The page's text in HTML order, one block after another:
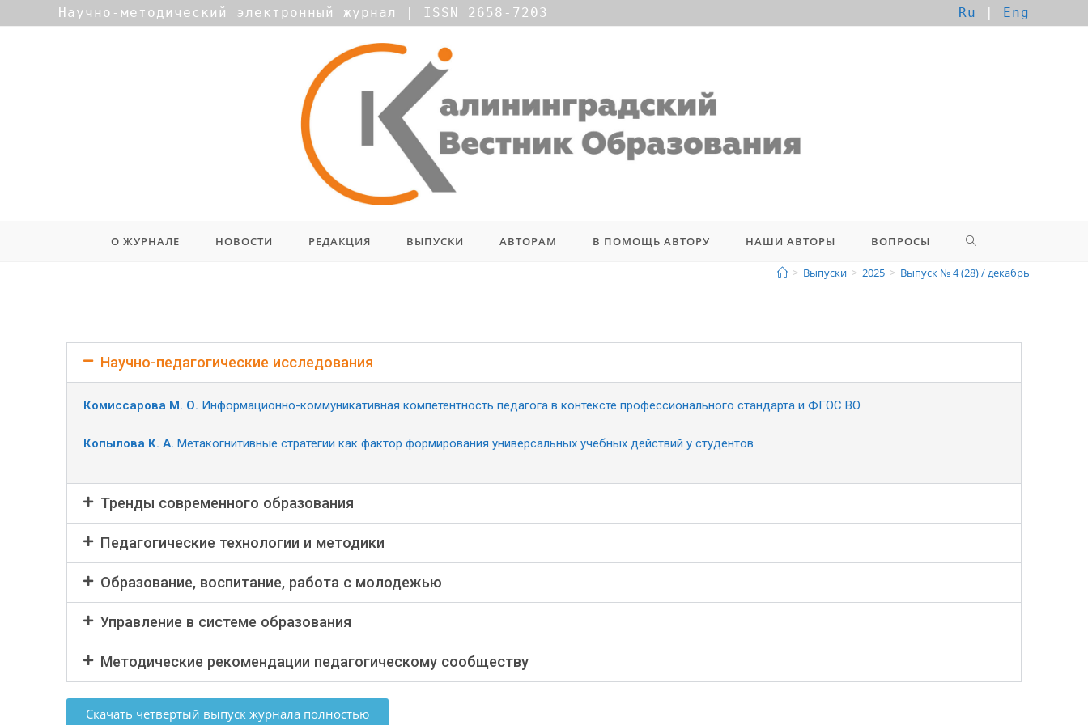
Научно-методический электронный журнал | ISSN 2658-7203 Ru | Eng
О ЖУРНАЛЕ НОВОСТИ РЕДАКЦИЯ ВЫПУСКИ АВТОРАМ В ПОМОЩЬ АВТОРУ НАШИ АВТОРЫ ВОПРОСЫ
> Выпуски > 2025 > Выпуск № 4 (28) / декабрь
Научно-педагогические исследования
Комиссарова М. О. Информационно-коммуникативная компетентность педагога в контексте профессионального стандарта и ФГОС ВО
Копылова К. А. Метакогнитивные стратегии как фактор формирования универсальных учебных действий у студентов
Тренды современного образования
Педагогические технологии и методики
Образование, воспитание, работа с молодежью
Управление в системе образования
Методические рекомендации педагогическому сообществу
Скачать четвертый выпуск журнала полностью